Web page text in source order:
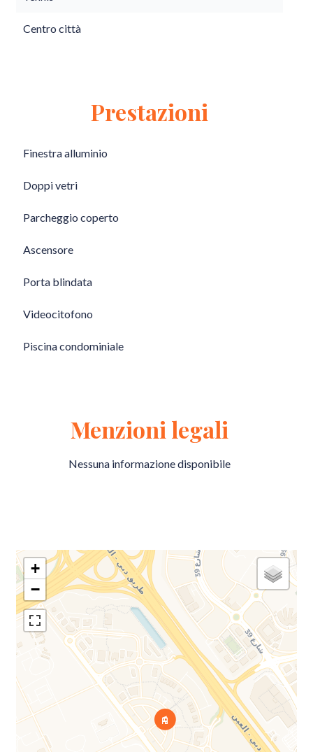
Centro città
Prestazioni
Finestra alluminio
Doppi vetri
Parcheggio coperto
Ascensore
Porta blindata
Videocitofono
Piscina condominiale
Menzioni legali
Nessuna informazione disponibile
+
−